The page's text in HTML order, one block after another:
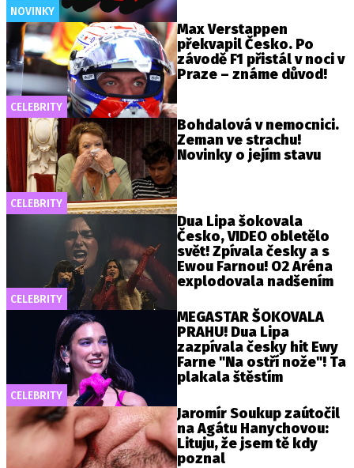
NOVINKY
CELEBRITY
Max Verstappen
překvapil Česko. Po
závodě F1 přistál v noci v
Praze – známe důvod!
CELEBRITY
Bohdalová v nemocnici.
Zeman ve strachu!
Novinky o jejím stavu
CELEBRITY
Dua Lipa šokovala
Česko, VIDEO obletělo
svět! Zpívala česky a s
Ewou Farnou! O2 Aréna
explodovala nadšením
CELEBRITY
MEGASTAR ŠOKOVALA
PRAHU! Dua Lipa
zazpívala česky hit Ewy
Farne "Na ostří nože"! Ta
plakala štěstím
Jaromír Soukup zaútočil
na Agátu Hanychovou:
Lituju, že jsem tě kdy
poznal